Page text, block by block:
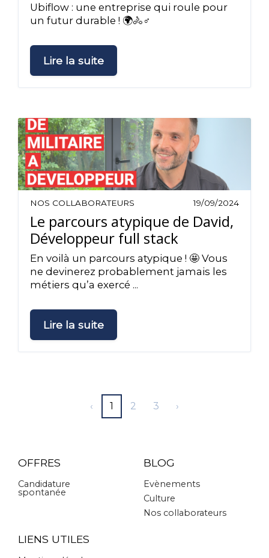
Ubiflow : une entreprise qui roule pour
un futur durable ! 🌍🚴♂️
Lire la suite
NOS COLLABORATEURS 19/09/2024
Le parcours atypique de David,
Développeur full stack
En voilà un parcours atypique ! 🤩 Vous
ne devinerez probablement jamais les
métiers qu’a exercé ...
Lire la suite
‹ Précédent
1 2 3 ›
OFFRES
Candidature
spontanée
BLOG
Evènements
Culture
Nos collaborateurs
LIENS UTILES